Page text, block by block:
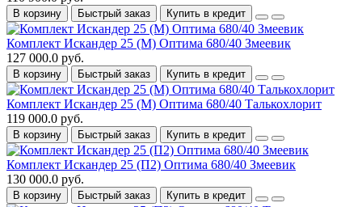
В корзину Быстрый заказ Купить в кредит
Комплект Искандер 25 (М) Оптима 680/40 Змеевик
127 000.0 руб.
В корзину Быстрый заказ Купить в кредит
Комплект Искандер 25 (М) Оптима 680/40 Талькохлорит
119 000.0 руб.
В корзину Быстрый заказ Купить в кредит
Комплект Искандер 25 (П2) Оптима 680/40 Змеевик
130 000.0 руб.
В корзину Быстрый заказ Купить в кредит